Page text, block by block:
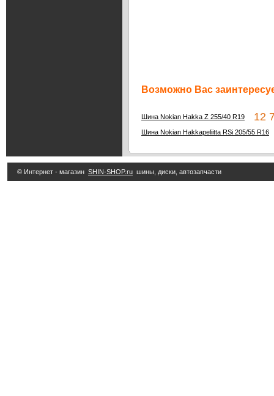
Возможно Вас
Шина Nokian Hakka Z 255/40 R19 12
Шина Nokian Hakkapeliitta RSi 205/55 R16
© Интернет - магазин SHIN-SHOP.ru шины, диски, автозапчасти